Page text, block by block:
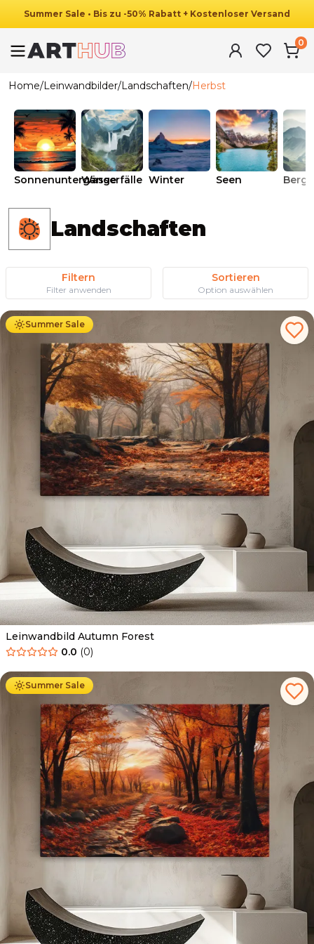
Summer Sale • Bis zu -50% Rabatt + Kostenloser Versand
0
Home/Leinwandbilder/Landschaften/Herbst
Sonnenuntergänge
Wasserfälle Winter Seen Berge
Landschaften
Filtern
Filter anwenden
Sortieren
Option auswählen
Summer Sale
39.90 € 34.90 €
Leinwandbild Autumn Forest
0.0 (0)
Summer Sale
Ab 39.90 € 34.90